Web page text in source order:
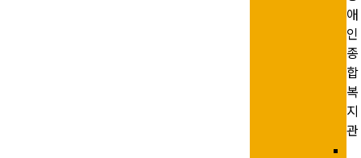
애
인
종
합
복
지
관